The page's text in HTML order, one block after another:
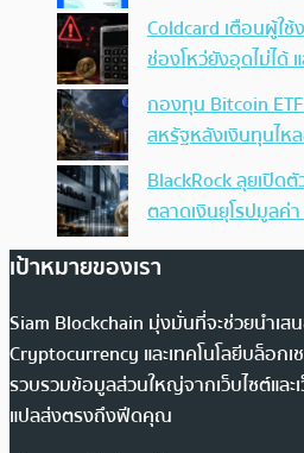
Coldcard เตือนผู้ใ
ช่องโหว่ยังอุดไม่ได้
กองทุน Bitcoin
สหรัฐหลังเงินทุนไห
BlackRock ลุยเปิด
ตลาดเงินยุโรปมูลค่
เป้าหมายของเรา
Siam Blockchain มุ่งมั่นที่จะช่วยนำเส
Cryptocurrency และเทคโนโลยีบล็อกเ
รวบรวมข้อมูลส่วนใหญ่จากเว็บไซต์และ
แปลส่งตรงถึงฟีดคุณ